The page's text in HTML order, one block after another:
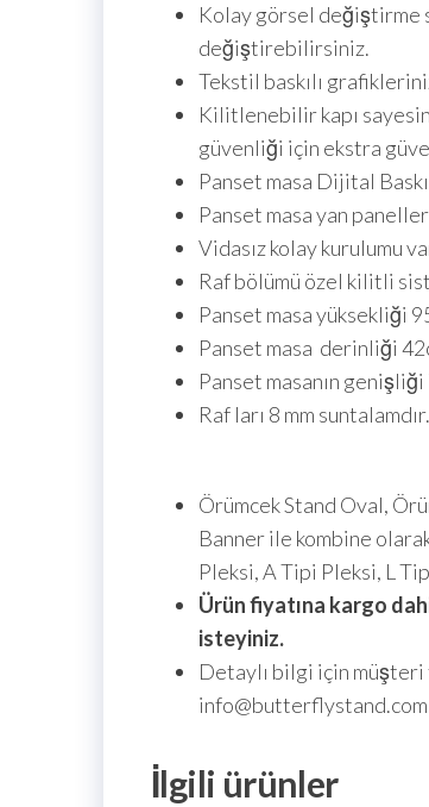
Kolay görsel değiştirme
değiştirebilirsiniz.
Tekstil baskılı
Kilitlenebilir kapı
güvenliği için ekstra
Panset masa Dijital
Panset masa yan
Vidasız kolay kurulumu
Raf bölümü özel kilitli
Panset masa yüksekliği
Panset masa derinliği
Panset masanın genişliği
Raf ları 8 mm
Örümcek Stand Oval,
Banner ile kombine
Pleksi, A Tipi Pleksi, L
Ürün fiyatına kargo
isteyiniz.
Detaylı bilgi için müşteri
info@butterflystand.com
İlgili ürünler